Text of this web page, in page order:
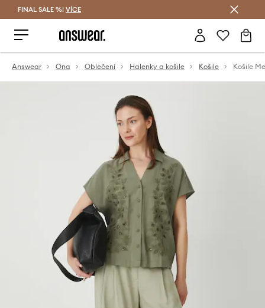
FINAL SALE %! VÍCE
Answear Ona Oblečení Halenky a košile Košile Košile